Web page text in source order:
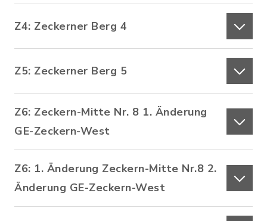
Z4: Zeckerner Berg 4
Z5: Zeckerner Berg 5
Z6: Zeckern-Mitte Nr. 8 1. Änderung
GE-Zeckern-West
Z6: 1. Änderung Zeckern-Mitte Nr.8 2.
Änderung GE-Zeckern-West